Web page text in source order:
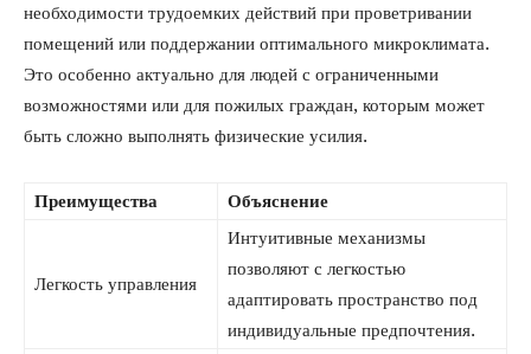
необходимости трудоемких действий при проветривании
помещений или поддержании оптимального микроклимата.
Это особенно актуально для людей с ограниченными
возможностями или для пожилых граждан, которым может
быть сложно выполнять физические усилия.
Преимущества Объяснение
Легкость управления
Интуитивные механизмы
позволяют с легкостью
адаптировать пространство под
индивидуальные предпочтения.